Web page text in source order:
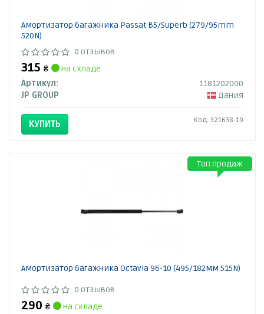
Амортизатор багажника Passat B5/Superb (279/95mm
520N)
0 отзывов
315 ₴
на складе
Артикул:
1181202000
JP GROUP
Дания
КУПИТЬ Код: 321638-19
Амортизатор багажника Octavia 96-10 (495/182мм 515N)
0 отзывов
290 ₴
на складе
Топ продаж